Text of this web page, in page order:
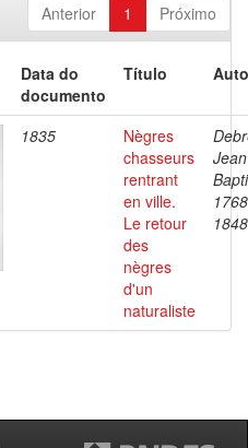
Anterior 1 Próximo
Data do
documento
Título
1835
Nègres
chasseurs
rentrant
en ville.
Le retour
des
nègres
d'un
naturaliste
Jean
1848